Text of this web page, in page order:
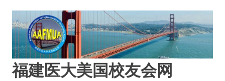
福建医大美国校友会网